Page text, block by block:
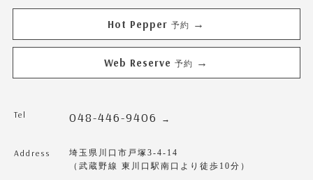
Hot Pepper 予約 →
Web Reserve 予約 →
Tel 048-446-9406 →
Address
埼玉県川口市戸塚3-4-14
（武蔵野線 東川口駅南口より徒歩10分）